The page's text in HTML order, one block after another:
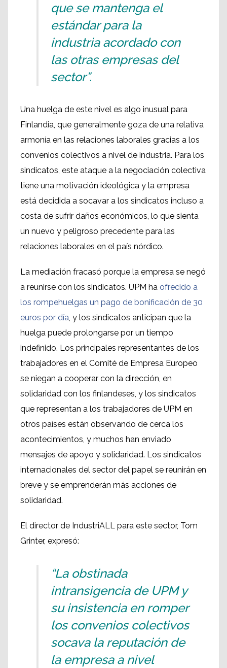
que se mantenga el
estándar para la
industria acordado con
las otras empresas del
sector”.
Una huelga de este nivel es algo inusual para
Finlandia, que generalmente goza de una relativa
armonía en las relaciones laborales gracias a los
convenios colectivos a nivel de industria. Para los
sindicatos, este ataque a la negociación colectiva
tiene una motivación ideológica y la empresa
está decidida a socavar a los sindicatos incluso a
costa de sufrir daños económicos, lo que sienta
un nuevo y peligroso precedente para las
relaciones laborales en el país nórdico.
La mediación fracasó porque la empresa se negó
a reunirse con los sindicatos. UPM ha ofrecido a
los rompehuelgas un pago de bonificación de 30
euros por día, y los sindicatos anticipan que la
huelga puede prolongarse por un tiempo
indefinido. Los principales representantes de los
trabajadores en el Comité de Empresa Europeo
se niegan a cooperar con la dirección, en
solidaridad con los finlandeses, y los sindicatos
que representan a los trabajadores de UPM en
otros países están observando de cerca los
acontecimientos, y muchos han enviado
mensajes de apoyo y solidaridad. Los sindicatos
internacionales del sector del papel se reunirán en
breve y se emprenderán más acciones de
solidaridad.
El director de IndustriALL para este sector, Tom
Grinter, expresó:
“La obstinada
intransigencia de UPM y
su insistencia en romper
los convenios colectivos
socava la reputación de
la empresa a nivel